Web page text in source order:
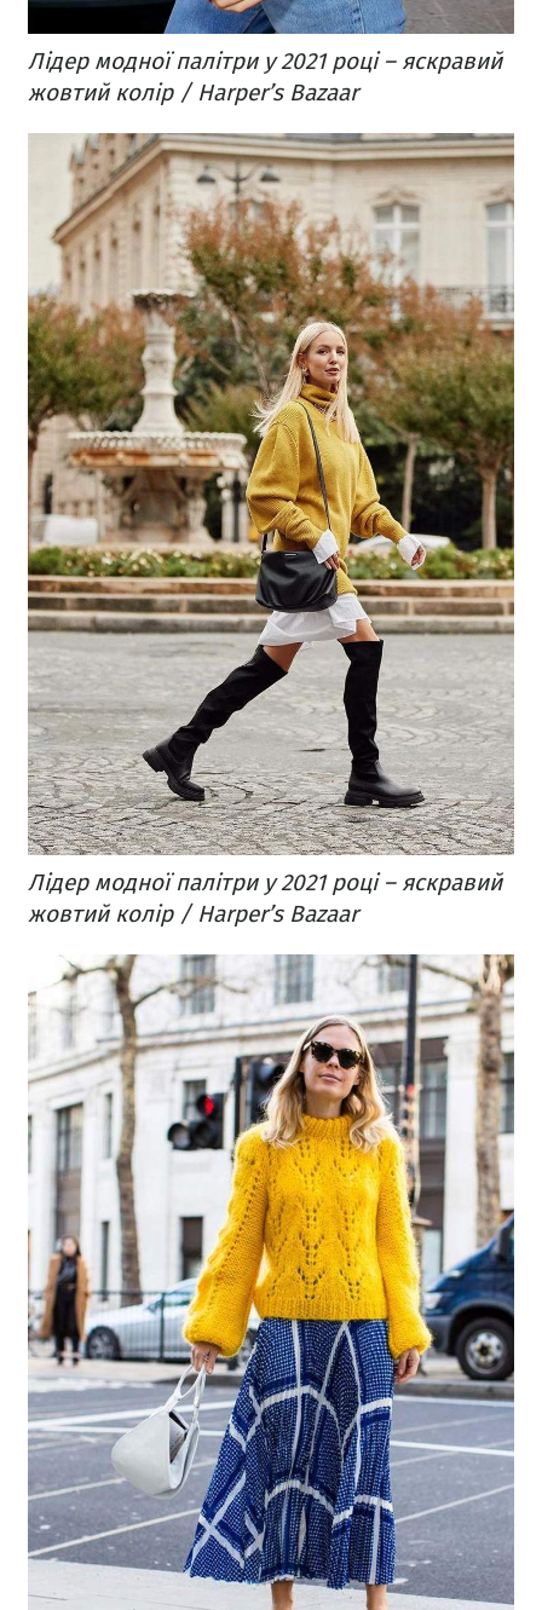
Лідер модної палітри у 2021 році – яскравий
жовтий колір / Harper’s Bazaar
Лідер модної палітри у 2021 році – яскравий
жовтий колір / Harper’s Bazaar